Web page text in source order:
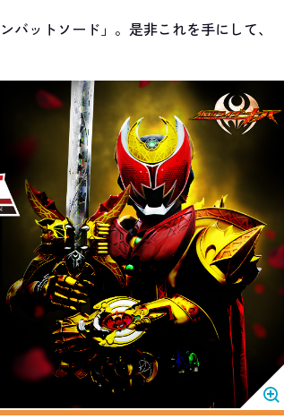
ットソード」。是非これを手にして、